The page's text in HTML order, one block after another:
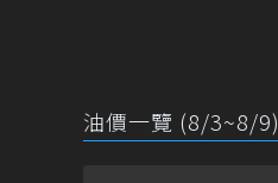
油價一覽 (8/3~8/9)